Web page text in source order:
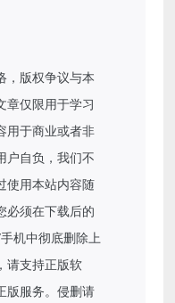
，版权争议与本
章仅限用于学习
用于商业或者非
户自负，我们不
使用本站内容随
必须在下载后的
机中彻底删除上
请支持正版软
版服务。侵删请